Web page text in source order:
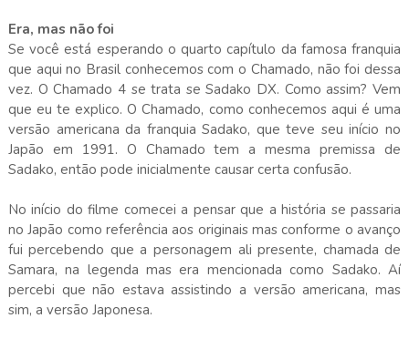
Era, mas não foi
Se você está esperando o quarto capítulo da famosa franquia
que aqui no Brasil conhecemos com o Chamado, não foi dessa
vez. O Chamado 4 se trata se Sadako DX. Como assim? Vem
que eu te explico. O Chamado, como conhecemos aqui é uma
versão americana da franquia Sadako, que teve seu início no
Japão em 1991. O Chamado tem a mesma premissa de
Sadako, então pode inicialmente causar certa confusão.
No início do filme comecei a pensar que a história se passaria
no Japão como referência aos originais mas conforme o avanço
fui percebendo que a personagem ali presente, chamada de
Samara, na legenda mas era mencionada como Sadako. Aí
percebi que não estava assistindo a versão americana, mas
sim, a versão Japonesa.